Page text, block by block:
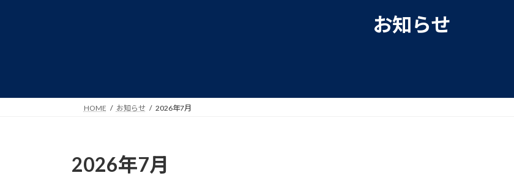
お知らせ
HOME お知らせ 2026年7月
2026年7月